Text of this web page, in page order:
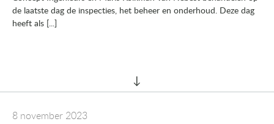
de laatste dag de inspecties, het beheer en onderhoud. Deze dag
heeft als [...]
8 november 2023